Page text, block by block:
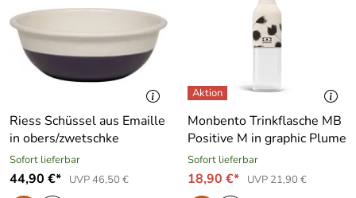
Riess Schüssel aus Emaille
in obers/zwetschke
Sofort lieferbar
44,90 €* UVP 46,50 €
Monbento Trinkflasche MB
Positive M in graphic Plume
Sofort lieferbar
18,90 €* UVP 21,90 €